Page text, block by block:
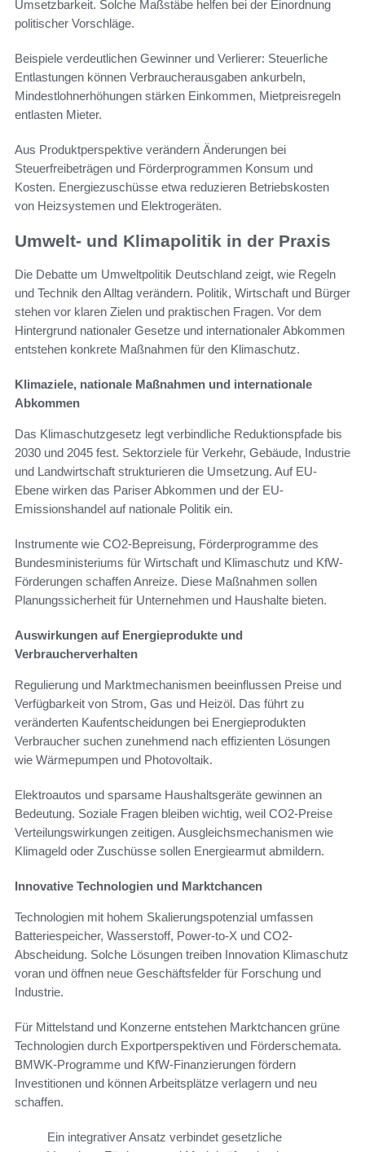
Umsetzbarkeit. Solche Maßstäbe helfen bei der Einordnung
politischer Vorschläge.
Beispiele verdeutlichen Gewinner und Verlierer: Steuerliche
Entlastungen können Verbraucherausgaben ankurbeln,
Mindestlohnerhöhungen stärken Einkommen, Mietpreisregeln
entlasten Mieter.
Aus Produktperspektive verändern Änderungen bei
Steuerfreibeträgen und Förderprogrammen Konsum und
Kosten. Energiezuschüsse etwa reduzieren Betriebskosten
von Heizsystemen und Elektrogeräten.
Umwelt- und Klimapolitik in der Praxis
Die Debatte um Umweltpolitik Deutschland zeigt, wie Regeln
und Technik den Alltag verändern. Politik, Wirtschaft und Bürger
stehen vor klaren Zielen und praktischen Fragen. Vor dem
Hintergrund nationaler Gesetze und internationaler Abkommen
entstehen konkrete Maßnahmen für den Klimaschutz.
Klimaziele, nationale Maßnahmen und internationale
Abkommen
Das Klimaschutzgesetz legt verbindliche Reduktionspfade bis
2030 und 2045 fest. Sektorziele für Verkehr, Gebäude, Industrie
und Landwirtschaft strukturieren die Umsetzung. Auf EU-
Ebene wirken das Pariser Abkommen und der EU-
Emissionshandel auf nationale Politik ein.
Instrumente wie CO2-Bepreisung, Förderprogramme des
Bundesministeriums für Wirtschaft und Klimaschutz und KfW-
Förderungen schaffen Anreize. Diese Maßnahmen sollen
Planungssicherheit für Unternehmen und Haushalte bieten.
Auswirkungen auf Energieprodukte und
Verbraucherverhalten
Regulierung und Marktmechanismen beeinflussen Preise und
Verfügbarkeit von Strom, Gas und Heizöl. Das führt zu
veränderten Kaufentscheidungen bei Energieprodukten
Verbraucher suchen zunehmend nach effizienten Lösungen
wie Wärmepumpen und Photovoltaik.
Elektroautos und sparsame Haushaltsgeräte gewinnen an
Bedeutung. Soziale Fragen bleiben wichtig, weil CO2-Preise
Verteilungswirkungen zeitigen. Ausgleichsmechanismen wie
Klimageld oder Zuschüsse sollen Energiearmut abmildern.
Innovative Technologien und Marktchancen
Technologien mit hohem Skalierungspotenzial umfassen
Batteriespeicher, Wasserstoff, Power-to-X und CO2-
Abscheidung. Solche Lösungen treiben Innovation Klimaschutz
voran und öffnen neue Geschäftsfelder für Forschung und
Industrie.
Für Mittelstand und Konzerne entstehen Marktchancen grüne
Technologien durch Exportperspektiven und Förderschemata.
BMWK-Programme und KfW-Finanzierungen fördern
Investitionen und können Arbeitsplätze verlagern und neu
schaffen.
Ein integrativer Ansatz verbindet gesetzliche